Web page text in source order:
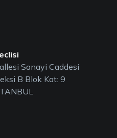
Sanayi Caddesi
B Blok Kat: 9